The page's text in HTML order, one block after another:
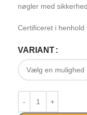
nøgler med
Certificeret i henhold
VARIANT